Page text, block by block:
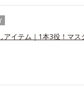
アイテム｜1本3役！マ